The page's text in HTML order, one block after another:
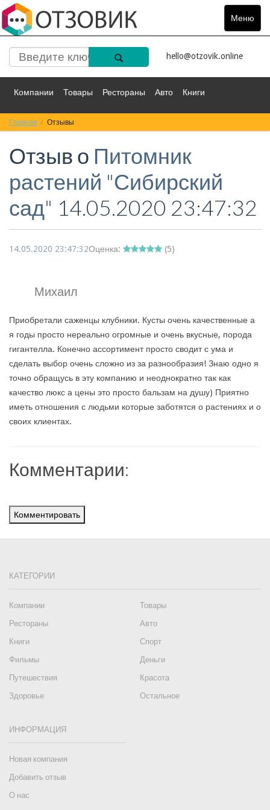
Меню
Toggle
hello@otzovik.online
Компании Товары Рестораны Авто Книги
Спорт Фильмы
Красота Здоровье Остальное
Главная Отзывы
Отзыв о Питомник
растений "Сибирский
сад" 14.05.2020 23:47:32
14.05.2020 23:47:32Оценка: (5)
Михаил
Приобретали саженцы клубники. Кусты очень качественные а
я годы просто нереально огромные и очень вкусные, порода
гигантелла. Конечно ассортимент просто сводит с ума и
сделать выбор очень сложно из за разнообразия! Знаю одно я
точно обращусь в эту компанию и неоднократно так как
качество люкс а цены это просто бальзам на душу) Приятно
иметь отношения с людьми которые заботятся о растениях и о
своих клиентах.
Комментарии:
Комментировать
КАТЕГОРИИ
Компании
Товары
Рестораны
Авто
Книги
Спорт
Фильмы
Деньги
Путешествия
Красота
Здоровье
Остальное
ИНФОРМАЦИЯ
Новая компания
Добавить отзыв
О нас